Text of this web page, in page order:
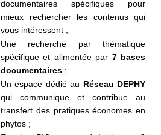
documentaires spécifiques pour
mieux rechercher les contenus qui
vous intéressent ;
Une recherche par thématique
spécifique et alimentée par 7 bases
documentaires ;
Un espace dédié au Réseau DEPHY
qui communique et contribue au
transfert des pratiques économes en
phytos ;